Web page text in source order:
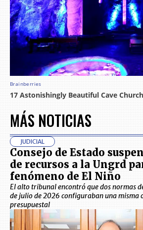
MÁS NOTICIAS
JUDICIAL
Consejo de Estado
de recursos a la Ungrd
fenómeno de El Niño
El alto tribunal encontró que dos normas
de julio de 2026 configuraban una misma
presupuestal